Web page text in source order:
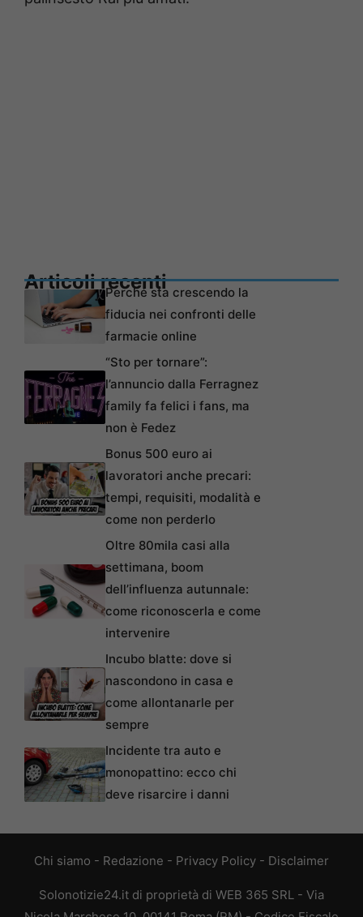
Articoli recentiPerché sta crescendo la
fiducia nei confronti delle
farmacie online
“Sto per tornare”:
l’annuncio dalla Ferragnez
family fa felici i fans, ma
non è Fedez
Bonus 500 euro ai
lavoratori anche precari:
tempi, requisiti, modalità e
come non perderlo
Oltre 80mila casi alla
settimana, boom
dell’influenza autunnale:
come riconoscerla e come
intervenire
Incubo blatte: dove si
nascondono in casa e
come allontanarle per
sempre
Incidente tra auto e
monopattino: ecco chi
deve risarcire i danni
Chi siamo - Redazione - Privacy Policy - Disclaimer
Solonotizie24.it di proprietà di WEB 365 SRL - Via